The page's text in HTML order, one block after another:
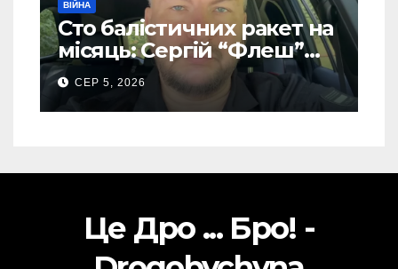
ВІЙНА
Сто балістичних ракет на
місяць: Сергій “Флеш”
закликав українців
готуватися до гіршого
СЕР 5, 2026
Це Дро ... Бро! -